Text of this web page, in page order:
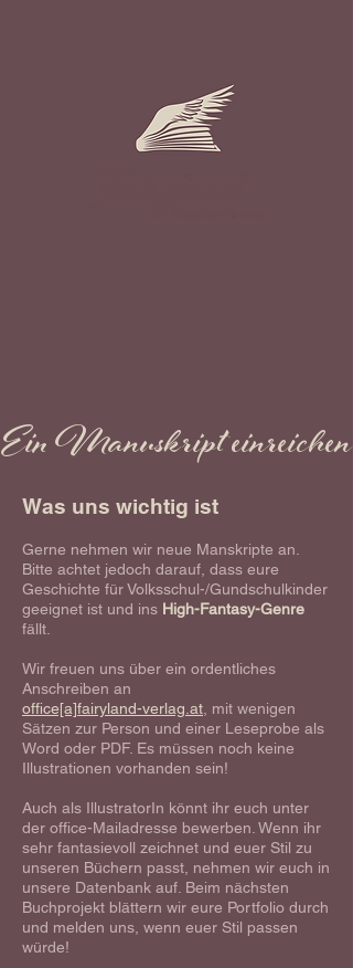
Ein Manuskript einreichen
Was uns wichtig ist
Gerne nehmen wir neue Manskripte an.
Bitte achtet jedoch darauf, dass eure
Geschichte für Volksschul-/Gundschulkinder
geeignet ist und ins High-Fantasy-Genre
fällt.
Wir freuen uns über ein ordentliches
Anschreiben an
office[a]fairyland-verlag.at , mit wenigen
Sätzen zur Person und einer Leseprobe als
Word oder PDF. Es müssen noch keine
Illustrationen vorhanden sein!
Auch als IllustratorIn könnt ihr euch unter
der office-Mailadresse bewerben. Wenn ihr
sehr fantasievoll zeichnet und euer Stil zu
unseren Büchern passt, nehmen wir euch in
unsere Datenbank auf. Beim nächsten
Buchprojekt blättern wir eure Portfolio durch
und melden uns, wenn euer Stil passen
würde!